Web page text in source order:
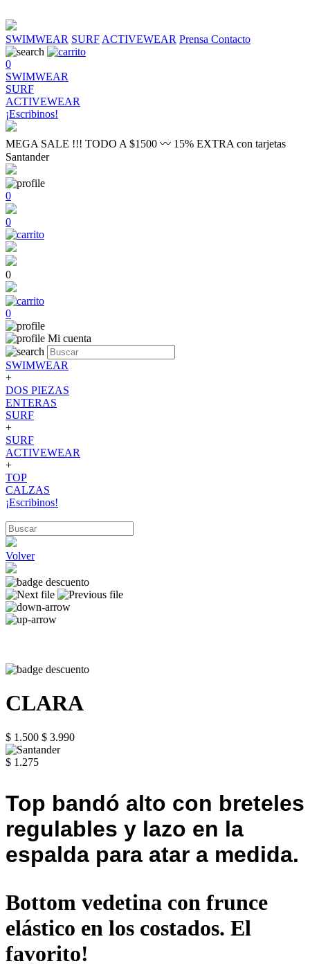
SWIMWEAR SURF ACTIVEWEAR Prensa Contacto
0
SWIMWEAR
SURF
ACTIVEWEAR
¡Escribinos!
MEGA SALE !!! TODO A $1500 〰 15% EXTRA con tarjetas
Santander
0
0
0
0
Mi cuenta
SWIMWEAR
+
DOS PIEZAS
ENTERAS
SURF
+
SURF
ACTIVEWEAR
+
TOP
CALZAS
¡Escribinos!
Volver
CLARA
$ 1.500 $ 3.990
$ 1.275
Top bandó alto con breteles
regulables y lazo en la
espalda para atar a medida.
Bottom vedetina con frunce
elástico en los costados. El
favorito!